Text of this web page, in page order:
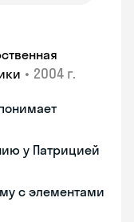
• 2004 г.
у Патрицией
с элементами